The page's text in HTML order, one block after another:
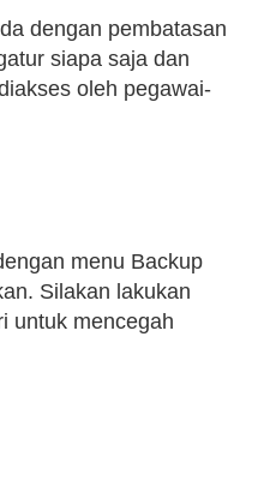
dengan pembatasan
siapa saja dan
oleh pegawai-
menu Backup
Silakan lakukan
untuk mencegah